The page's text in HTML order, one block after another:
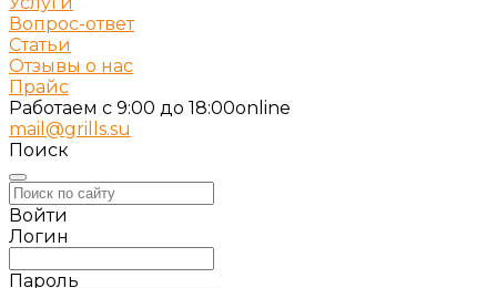
Вопрос-ответ
Статьи
Отзывы о нас
Прайс
Работаем c 9:00 до 18:00online
mail@grills.su
Поиск
Войти
Логин
Пароль